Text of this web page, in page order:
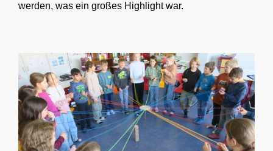
werden, was ein großes Highlight war.